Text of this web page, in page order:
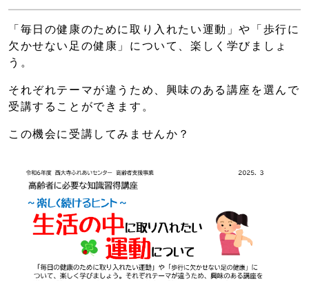
「毎日の健康のために取り入れたい運動」や「歩行に
欠かせない足の健康」について、楽しく学びましょ
う。
それぞれテーマが違うため、興味のある講座を選んで
受講することができます。
この機会に受講してみませんか？